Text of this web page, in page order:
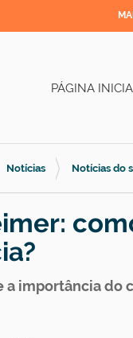
PÁGINA
Notícias Notícias do
importância do